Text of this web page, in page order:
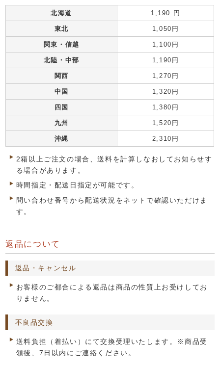
北海道 1,190 円
東北 1,050円
関東・信越 1,100円
北陸・中部 1,190円
関西 1,270円
中国 1,320円
四国 1,380円
九州 1,520円
沖縄 2,310円
2箱以上ご注文の場合、送料を計算しなおしてお知らせす
る場合があります。
時間指定・配送日指定が可能です。
問い合わせ番号から配送状況をネットで確認いただけま
す。
返品について
返品・キャンセル
お客様のご都合による返品は商品の性質上お受けしてお
りません。
不良品交換
送料負担（着払い）にて交換受理いたします。※商品受
領後、7日以内にご連絡ください。